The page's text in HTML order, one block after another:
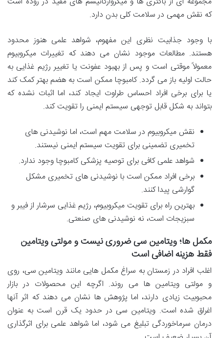
که نقش مهمی در سلامت کلی بدن دارد.
با وجود جذابیت نظری این مفهوم، شواهد علمی هنوز محدود
هستند. مطالعات موجود نشان می دهند که تغییرات میکروبیوم
معمولاً موقتی است و پس از بهبود عفونت یا تغییر رژیم غذایی به
حالت اولیه باز می گردد. کامبوچا ممکن است به هضم بهتر کمک کند
یا برای برخی افراد احساس طراوت ایجاد کند، اما اثبات نشده که
بتواند به شکل قابل توجهی سیستم ایمنی را تقویت کند.
نقش میکروبیوم در سلامت مهم است، اما نوشیدنی های
تخمیری تضمینی برای تقویت سیستم ایمنی نیستند.
شواهد علمی کافی برای توصیه پزشکی کامبوچا وجود ندارد.
برخی افراد ممکن است با نوشیدنی های تخمیری مشکل
گوارشی پیدا کنند.
بهترین راه برای تقویت میکروبیوم، رژیم غذایی سرشار از فیبر و
سبزیجات است، نه نوشیدنی های صنعتی.
مکمل ها؛ ویتامین سی ضروری نیست و مولتی ویتامین
فقط هزینه اضافی است
اغلب افراد در زمستان به سراغ مکمل هایی مانند ویتامین سی، روی
و مولتی ویتامین ها می روند. اگرچه این محصولات در بازار
محبوبیت زیادی دارند، اما پژوهش ها نشان می دهند که اثر آنها
اغراق شده است. ویتامین سی در حدود یک قرن است به عنوان
درمان سرماخوردگی تبلیغ می شود، اما شواهد علمی برای اثرگذاری